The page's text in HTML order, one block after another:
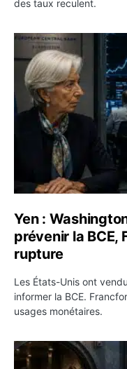
des taux reculent.
Yen : Washington a
Yen :
prévenir la
rupture
Les États-Unis ont
informer la BCE.
usages monétaires.
Jane Street négocie